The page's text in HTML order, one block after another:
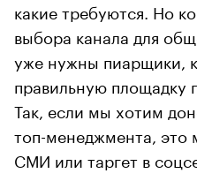
какие требуются. Но
выбора канала для
уже нужны пиарщики,
правильную площадку
Так, если мы хотим
топ-менеджмента, это
СМИ или таргет в